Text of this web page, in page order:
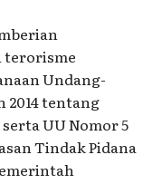
terorisme
Undang-
2014 tentang
UU Nomor 5
Tindak Pidana